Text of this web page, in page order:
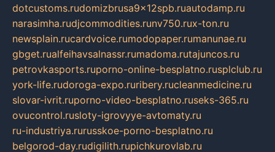
dotcustoms.rudomizbrusa9x12spb.ruautodamp.ru
narasimha.rudjcommodities.runv750.rux-ton.ru
newsplain.rucardvoice.rumodopaper.rumanunae.ru
gbget.rualfeihavsalnassr.rumadoma.rutajuncos.ru
petrovkasports.ruporno-online-besplatno.rusplclub.ru
york-life.rudoroga-expo.ruribery.rucleanmedicine.ru
slovar-ivrit.ruporno-video-besplatno.ruseks-365.ru
ovucontrol.rusloty-igrovyye-avtomaty.ru
ru-industriya.rurusskoe-porno-besplatno.ru
belgorod-day.rudigilith.rupichkurovlab.ru